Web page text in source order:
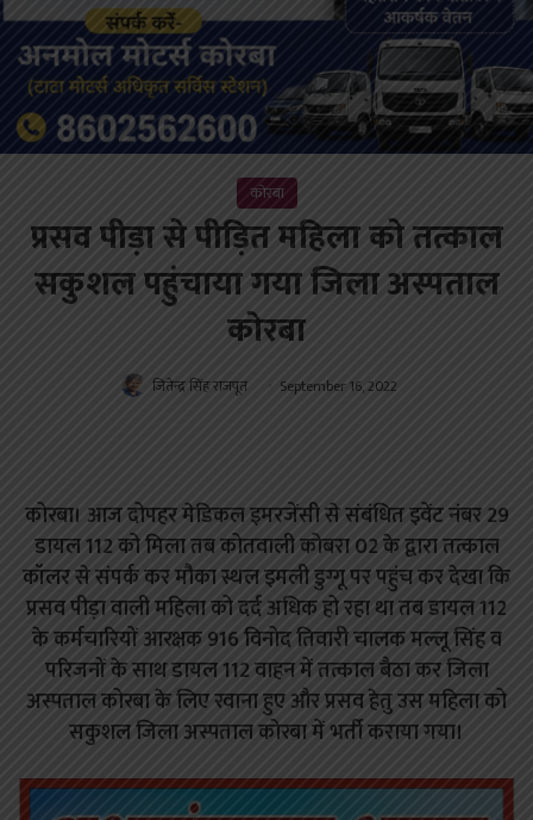
कोरबा
प्रसव पीड़ा से पीड़ित महिला को तत्काल
सकुशल पहुंचाया गया जिला अस्पताल
कोरबा
जितेन्द्र सिंह राजपूत September 16, 2022
कोरबा। आज दोपहर मेडिकल इमरजेंसी से संबंधित इवेंट नंबर 29
डायल 112 को मिला तब कोतवाली कोबरा 02 के द्वारा तत्काल
कॉलर से संपर्क कर मौका स्थल इमली डुग्गू पर पहुंच कर देखा कि
प्रसव पीड़ा वाली महिला को दर्द अधिक हो रहा था तब डायल 112
के कर्मचारियों आरक्षक 916 विनोद तिवारी चालक मल्लू सिंह व
परिजनों के साथ डायल 112 वाहन में तत्काल बैठा कर जिला
अस्पताल कोरबा के लिए रवाना हुए और प्रसव हेतु उस महिला को
सकुशल जिला अस्पताल कोरबा में भर्ती कराया गया।